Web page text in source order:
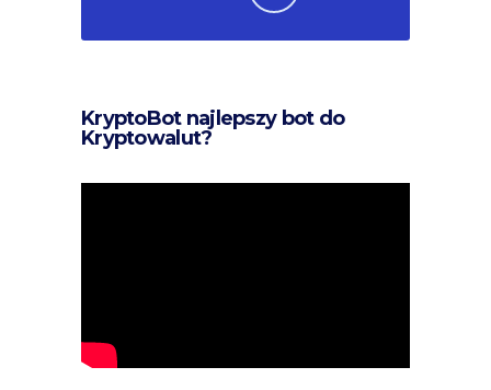
KryptoBot najlepszy bot do
Kryptowalut?